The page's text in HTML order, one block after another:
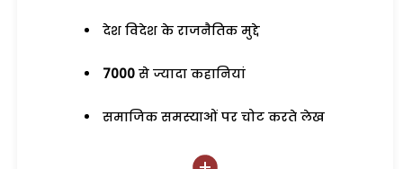
देश विदेश के राजनैतिक मुद्दे
7000 से ज्यादा कहानियां
समाजिक समस्याओं पर चोट करते लेख